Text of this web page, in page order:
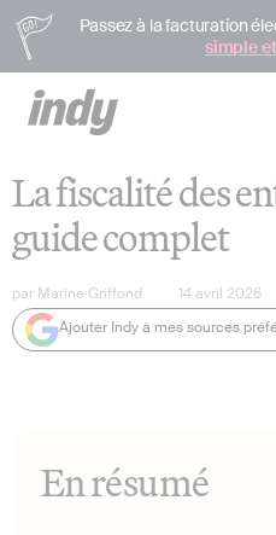
Passez à la facturation
simple
La fiscalité des
guide complet
par Marine Griffond 14 avril 2026
Ajouter Indy à mes sources
En résumé